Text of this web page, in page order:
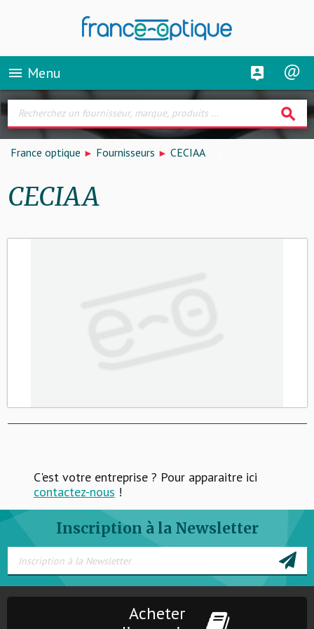
menu Menu
search
France optique Fournisseurs CECIAA
CECIAA
C'est votre entreprise ? Pour apparaitre ici
contactez-nous !
Inscription à la Newsletter
Acheter